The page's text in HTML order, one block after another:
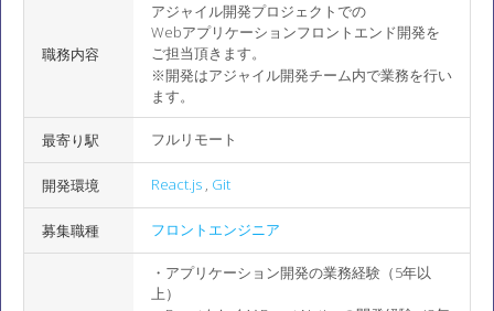
職務内容
アジャイル開発プロジェクトでの
Webアプリケーションフロントエンド開発を
ご担当頂きます。
※開発はアジャイル開発チーム内で業務を行い
ます。
最寄り駅 フルリモート
開発環境 React.js , Git
募集職種 フロントエンジニア
・アプリケーション開発の業務経験（5年以
上）